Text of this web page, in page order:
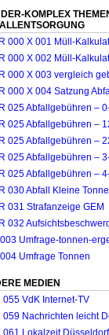
KOMPLEX
MEDIEN